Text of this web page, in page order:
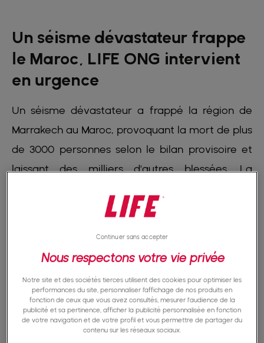
Un séisme dévastateur frappe
le Maroc, LIFE ONG intervient
en urgence
Un séisme dévastateur a frappé la région de
Marrakech au Maroc, provoquant la mort de plus
de 3000 personnes selon le bilan provisoire et
laissant des milliers d'autres blessées. La
8 au samedi 9 septembre, a été ressentie dans
Face à cette tragédie sans précédent et
historique, de nombreuses organisations
humanitaires ont répondu à l'appel d'urgence.
Nous respectons votre vie privée
Notre site et des sociétés tierces utilisent des cookies pour optimiser les
performances du site, personnaliser l’affichage de nos produits en
fonction de ceux que vous avez consultés, mesurer l'audience de la
publicité et sa pertinence, afficher la publicité personnalisée en fonction
de votre navigation et de votre profil et vous permettre de partager du
contenu sur les réseaux sociaux.
Continuer sans accepter